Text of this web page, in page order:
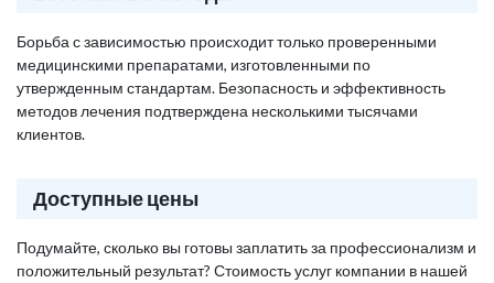
Борьба с зависимостью происходит только проверенными
медицинскими препаратами, изготовленными по
утвержденным стандартам. Безопасность и эффективность
методов лечения подтверждена несколькими тысячами
клиентов.
Доступные цены
Подумайте, сколько вы готовы заплатить за профессионализм и
положительный результат? Стоимость услуг компании в нашей